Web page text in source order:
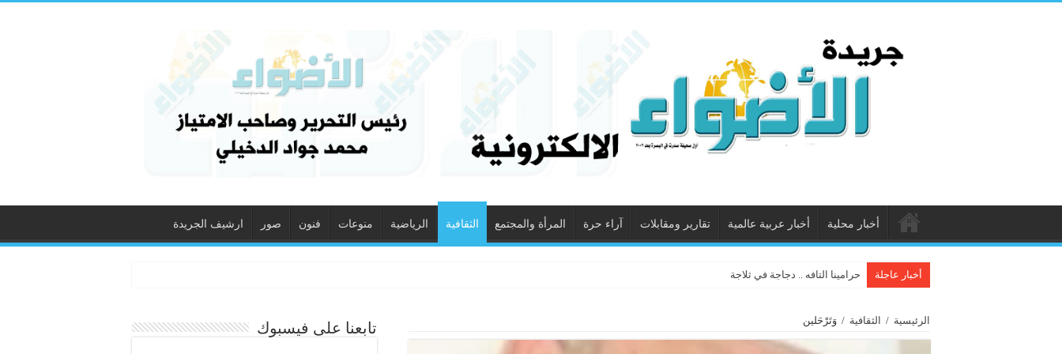
أخبار محلية أخبار عربية عالمية تقارير ومقابلات آراء حرة المرأة والمجتمع الثقافية الرياضية منوعات فنون صور ارشيف الجريدة
أخبار عاجلة حرامينا التافه .. دجاجة في ثلاجة
الرئيسية / الثقافية / وَتَرْحَلين تابعنا على فيسبوك